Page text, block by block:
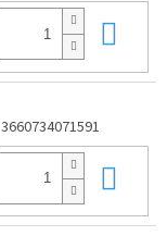
3660734071591